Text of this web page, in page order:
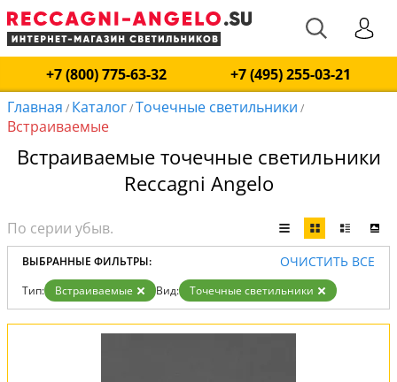
+7 (800) 775-63-32
+7 (495) 255-03-21
Главная / Каталог/Точечные светильники /
Встраиваемые
Встраиваемые точечные светильники
Reccagni Angelo
ВЫБРАННЫЕ ФИЛЬТРЫ: ОЧИСТИТЬ ВСЕ
Тип: Встраиваемые Вид: Точечные светильники